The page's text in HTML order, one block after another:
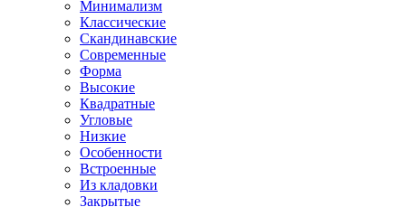
Минимализм
Классические
Скандинавские
Современные
Форма
Высокие
Квадратные
Угловые
Низкие
Особенности
Встроенные
Из кладовки
Закрытые